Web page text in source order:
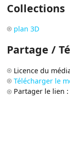
Collections
plan 3D
Partage /
Licence du
Télécharger le
Partager le lien :